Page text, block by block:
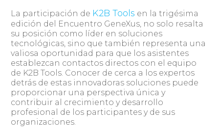
La participación de K2B Tools en la trigésima
edición del Encuentro GeneXus, no solo resalta
su posición como líder en soluciones
tecnológicas, sino que también representa una
valiosa oportunidad para que los asistentes
establezcan contactos directos con el equipo
de K2B Tools. Conocer de cerca a los expertos
detrás de estas innovadoras soluciones puede
proporcionar una perspectiva única y
contribuir al crecimiento y desarrollo
profesional de los participantes y de sus
organizaciones.